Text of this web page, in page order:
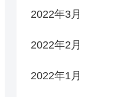
2022年3月
2022年2月
2022年1月